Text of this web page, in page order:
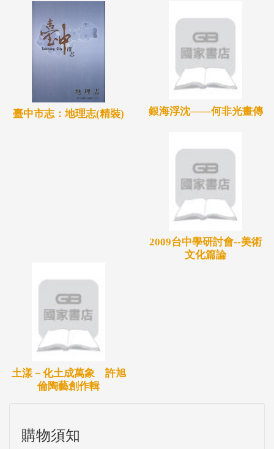
臺中市志：地理志(精裝) 銀海浮沈——何非光畫傳
2009台中學研討會--美術
文化篇論
土漾－化土成萬象 許旭
倫陶藝創作輯
購物須知